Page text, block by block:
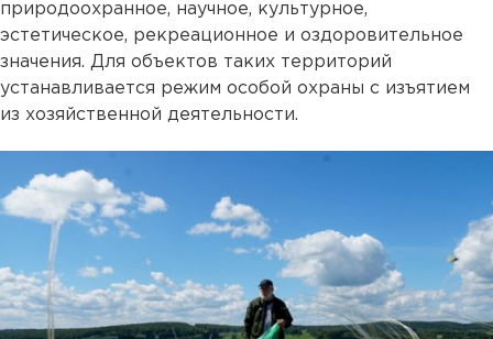
природоохранное, научное, культурное,
эстетическое, рекреационное и оздоровительное
значения. Для объектов таких территорий
устанавливается режим особой охраны с изъятием
из хозяйственной деятельности.